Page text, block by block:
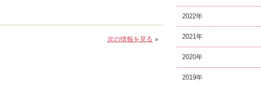
次の情報を見る »
2022
2021
2020
2019